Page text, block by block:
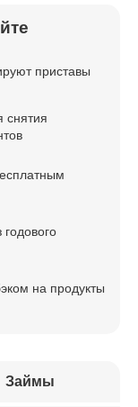
приставы
снятия
на продукты
Займы